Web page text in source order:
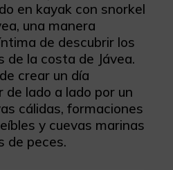
en kayak con snorkel
una manera
de descubrir los
de la costa de Jávea.
crear un día
de lado a lado por un
cálidas, formaciones
y cuevas marinas
de peces.